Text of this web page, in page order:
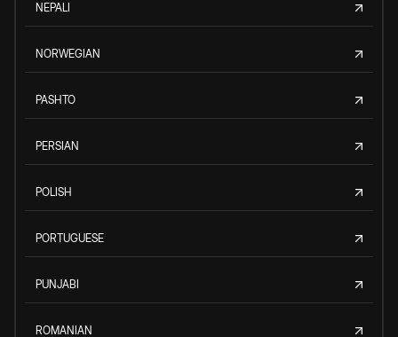
NEPALI
NORWEGIAN
PASHTO
PERSIAN
POLISH
PORTUGUESE
PUNJABI
ROMANIAN